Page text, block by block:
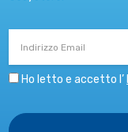
Ho letto e accetto l’